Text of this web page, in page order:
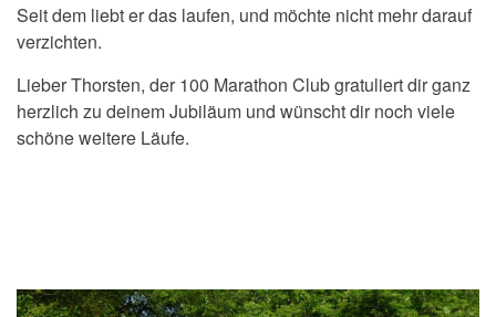
Seit dem liebt er das laufen, und möchte nicht mehr darauf
verzichten.
Lieber Thorsten, der 100 Marathon Club gratuliert dir ganz
herzlich zu deinem Jubiläum und wünscht dir noch viele
schöne weitere Läufe.